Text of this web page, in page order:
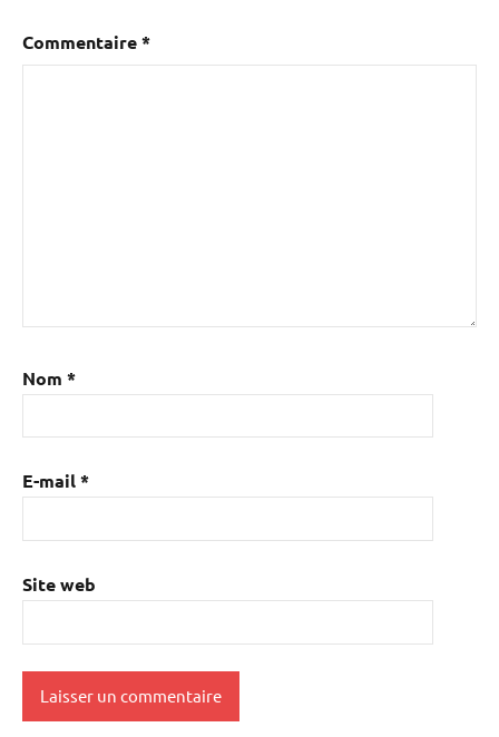
Commentaire*
Nom *
E-mail*
Site web